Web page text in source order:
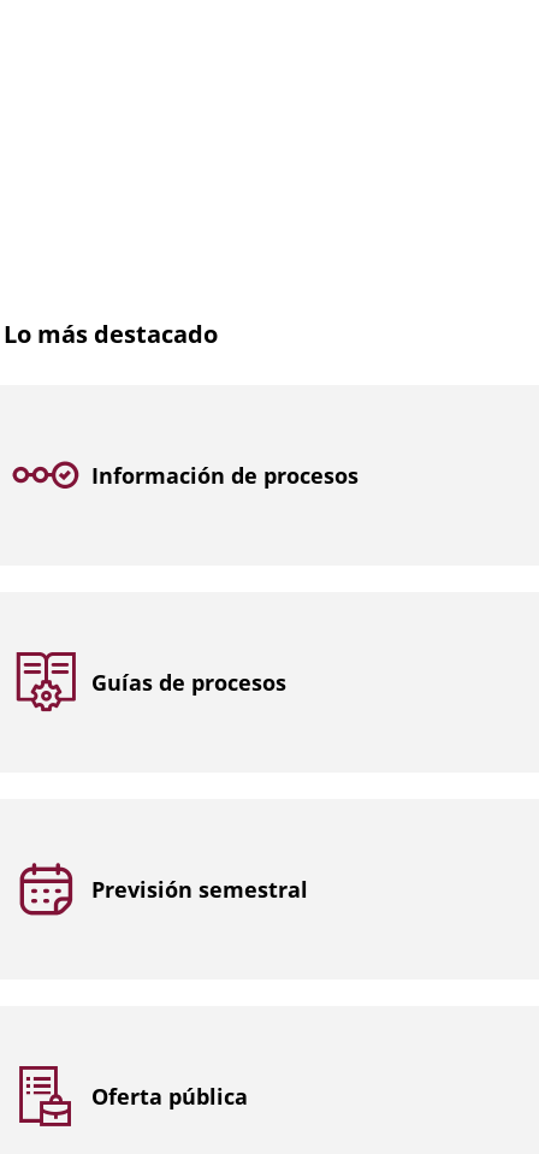
Lo más destacado
Información de procesos
Guías de procesos
Previsión semestral
Oferta pública